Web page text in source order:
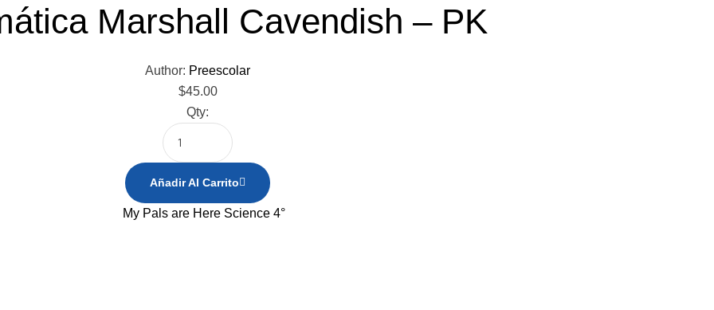
Marshall Cavendish – PK
Author: Preescolar
$45.00
Qty:
Añadir Al Carrito